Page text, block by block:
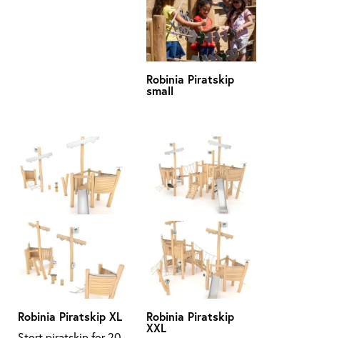
Robinia Piratskip
small
Robinia Piratskip XL Robinia Piratskip
XXL